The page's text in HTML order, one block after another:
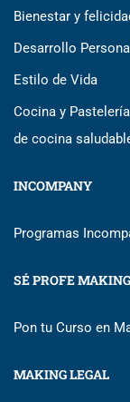
Bienestar y
Desarrollo Personal
Estilo de Vida
Cocina y
de cocina
INCOMPANY
Programas
SÉ PROFE MAKING
Pon tu Curso en
MAKING LEGAL